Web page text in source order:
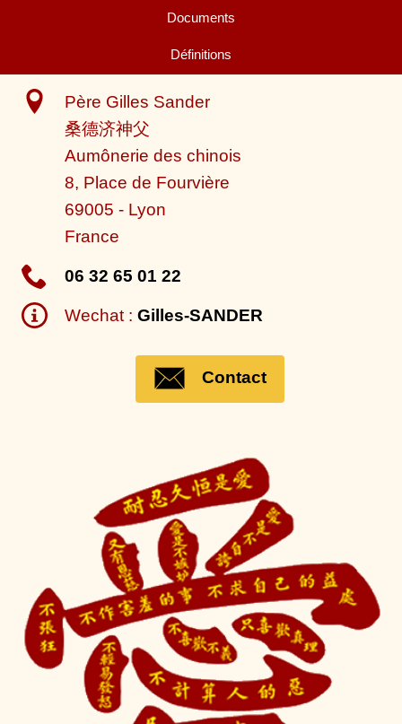
Documents
Définitions
Père Gilles Sander
桑德济神父
Aumônerie des chinois
8, Place de Fourvière
69005 - Lyon
France
06 32 65 01 22
Wechat :Gilles-SANDER
Contact